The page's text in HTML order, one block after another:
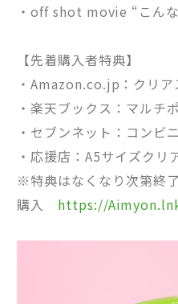
・off shot movie “こん
【先着購入者特典】
・Amazon.co.jp：クリア
・楽天ブックス：マルチ
・セブンネット：コンビ
・応援店：A5サイズクリ
※特典はなくなり次第終
購入 https://